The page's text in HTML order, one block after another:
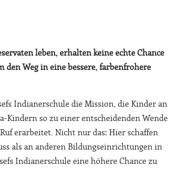
leben, erhalten keine echte Chance
den Weg in eine bessere, farbenfrohere
Indianerschule die Mission, die Kinder an
Kindern so zu einer entscheidenden Wende
erarbeitet. Nicht nur das: Hier schaffen
als an anderen Bildungseinrichtungen in
Indianerschule eine höhere Chance zu